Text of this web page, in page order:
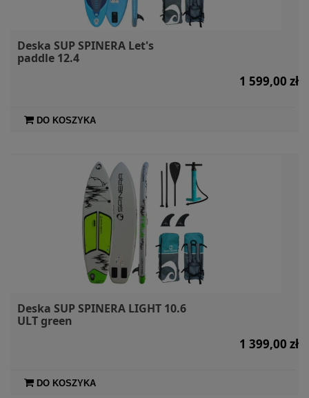
Deska SUP SPINERA Let's
paddle 12.4
1 599,00 zł
DO KOSZYKA
Deska SUP SPINERA LIGHT 10.6
ULT green
1 399,00 zł
DO KOSZYKA